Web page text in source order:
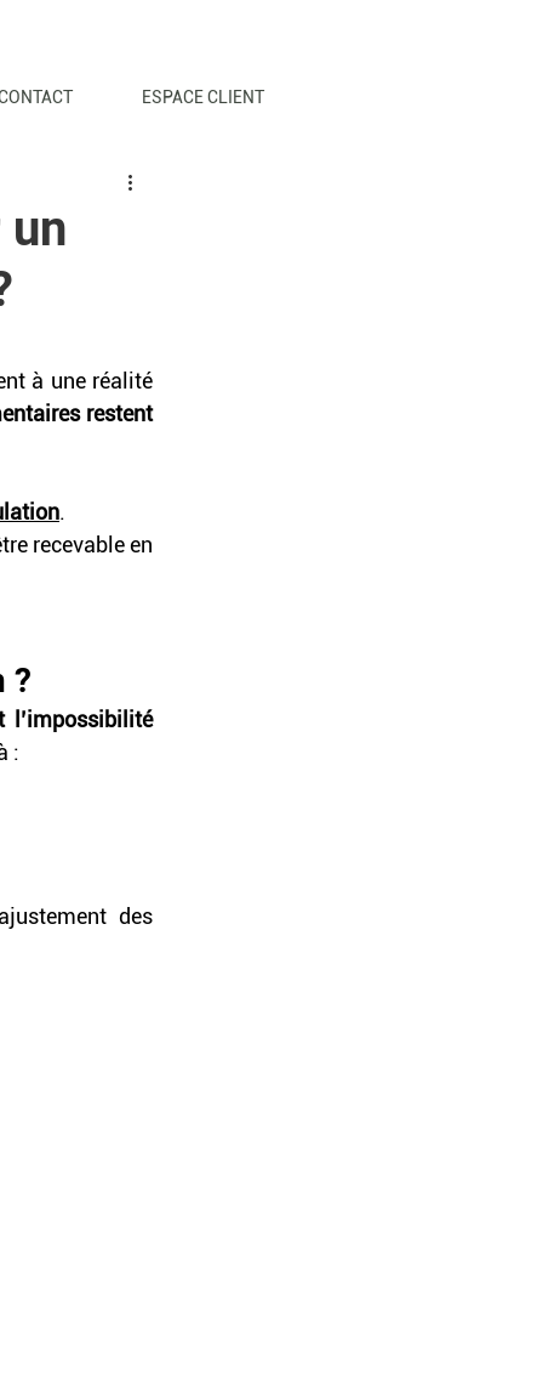
ESPACE CLIENT
à une réalité
restent
.
recevable en
?
l’impossibilité
:
des